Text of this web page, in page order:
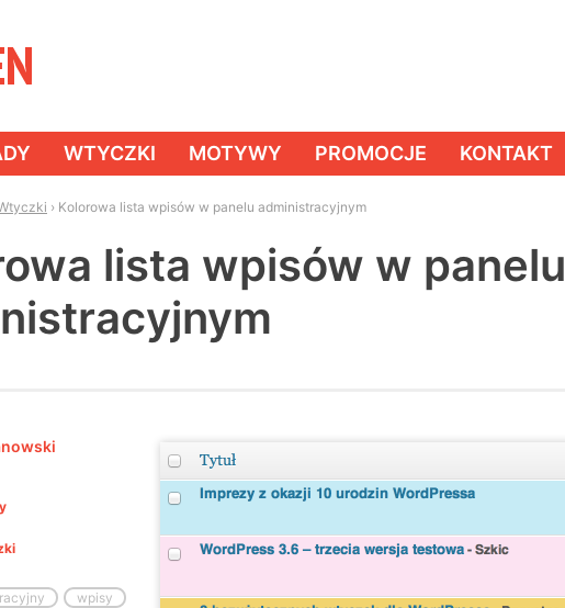
WTYCZKI MOTYWY PROMOCJE KONTAKT
› Kolorowa lista wpisów w panelu administracyjnym
lista wpisów w panelu
wpisy